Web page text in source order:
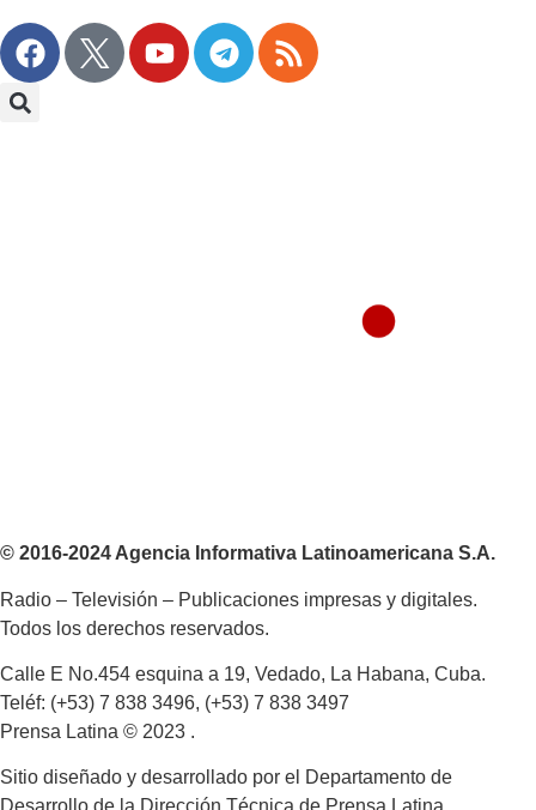
© 2016-2024 Agencia Informativa Latinoamericana S.A.
Radio – Televisión – Publicaciones impresas y digitales.
Todos los derechos reservados.
Calle E No.454 esquina a 19, Vedado, La Habana, Cuba.
Teléf: (+53) 7 838 3496, (+53) 7 838 3497
Prensa Latina © 2023 .
Sitio diseñado y desarrollado por el Departamento de